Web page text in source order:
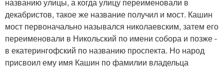
декабристов, такое же название получил и мост. Кашин
мост первоначально назывался николаевским, затем его
переименовали в Никольский по имени собора и позже -
в екатерингофский по названию проспекта. Но народ
присвоил ему имя Кашин по фамилии владельца